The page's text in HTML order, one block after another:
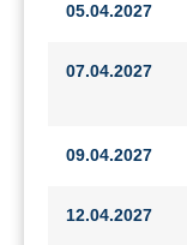
05.04.2027
07.04.2027
09.04.2027
12.04.2027